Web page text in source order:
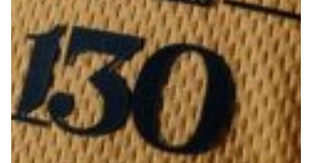
Accessori
Party
Outlet
Caffè Boasi x Genoa